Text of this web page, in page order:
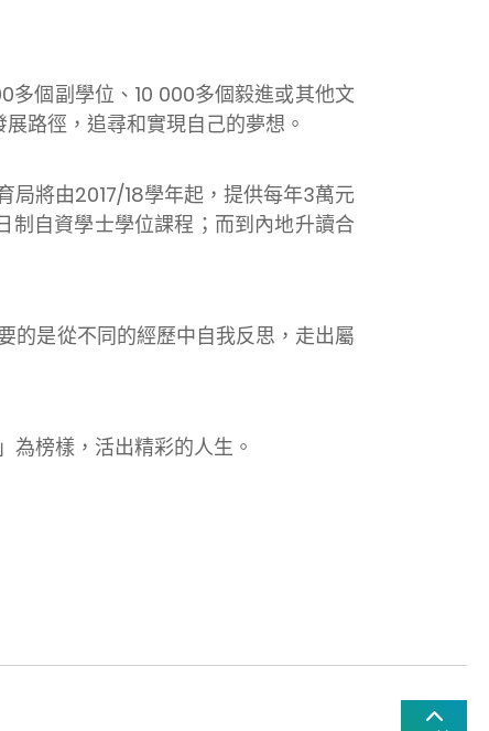
個副學位、10 000多個毅進或其他文
路徑，追尋和實現自己的夢想。
將由2017/18學年起，提供每年3萬元
制自資學士學位課程；而到內地升讀合
是從不同的經歷中自我反思，走出屬
榜樣，活出精彩的人生。